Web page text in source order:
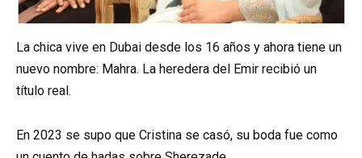
La chica vive en Dubai desde los 16 años y ahora tiene un
nuevo nombre: Mahra. La heredera del Emir recibió un
título real.
En 2023 se supo que Cristina se casó, su boda fue como